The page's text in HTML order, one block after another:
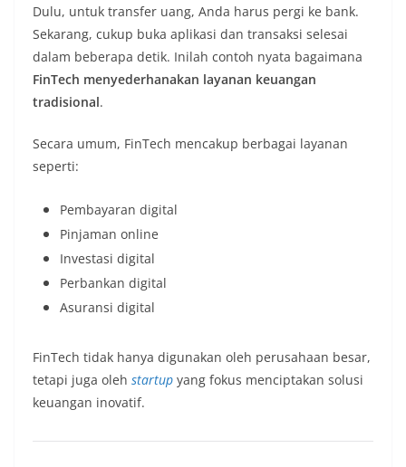
Dulu, untuk transfer uang, Anda harus pergi ke bank.
Sekarang, cukup buka aplikasi dan transaksi selesai
dalam beberapa detik. Inilah contoh nyata bagaimana
FinTech menyederhanakan layanan keuangan
tradisional.
Secara umum, FinTech mencakup berbagai layanan
seperti:
Pembayaran digital
Pinjaman online
Investasi digital
Perbankan digital
Asuransi digital
FinTech tidak hanya digunakan oleh perusahaan besar,
tetapi juga oleh startup yang fokus menciptakan solusi
keuangan inovatif.